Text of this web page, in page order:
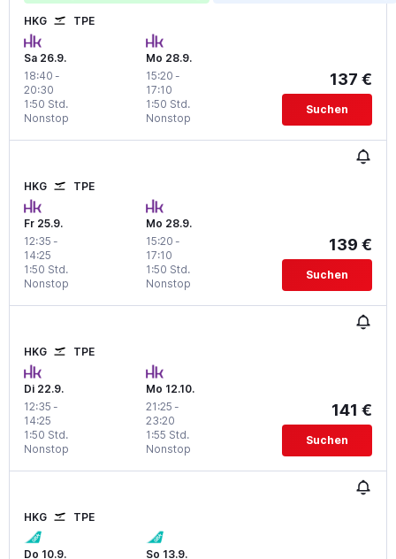
HKG TPE
Sa 26.9.
18:40 -
20:30
Nonstop
1:50 Std.
Mo 28.9.
15:20 -
17:10
Nonstop
1:50 Std.
137 €
Suchen
HKG TPE
Fr 25.9.
12:35 -
14:25
Nonstop
1:50 Std.
Mo 28.9.
15:20 -
17:10
Nonstop
1:50 Std.
139 €
Suchen
HKG TPE
Di 22.9.
12:35 -
14:25
Nonstop
1:50 Std.
Mo 12.10.
21:25 -
23:20
Nonstop
1:55 Std.
141 €
Suchen
HKG TPE
Do 10.9.
So 13.9.